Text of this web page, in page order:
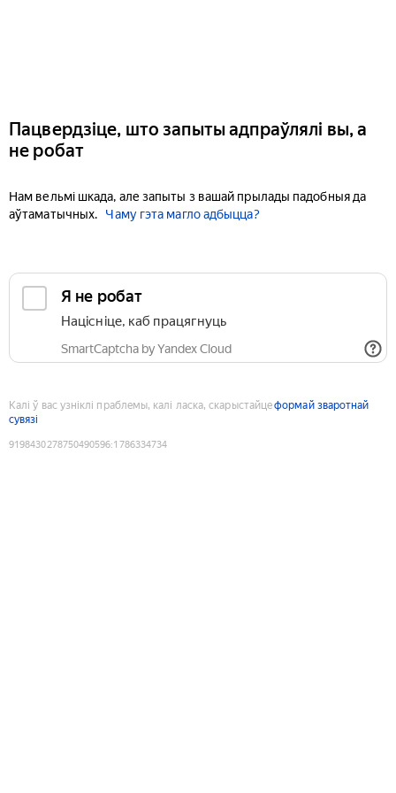
Пацвердзіце, што запыты адпраўлялі вы, а
не робат
Нам вельмі шкада, але запыты з вашай прылады падобныя да
аўтаматычных.
Чаму гэта магло адбыцца?
Я не робат
Націсніце, каб працягнуць
SmartCaptcha by Yandex Cloud
Калі ў вас узніклі праблемы, калі ласка, скарыстайцеформай зваротнай
сувязі
9198430278750490596:1786334734